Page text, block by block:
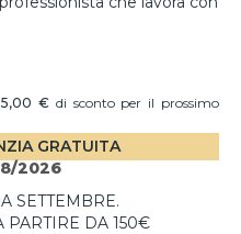
5,00 €di sconto per il prossimo
GRATUITA
2026
SETTEMBRE.
PARTIRE DA 150€